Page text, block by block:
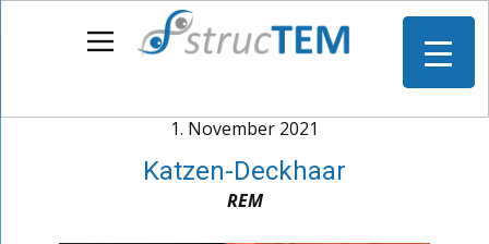
1. November 2021
Katzen-Deckhaar
REM